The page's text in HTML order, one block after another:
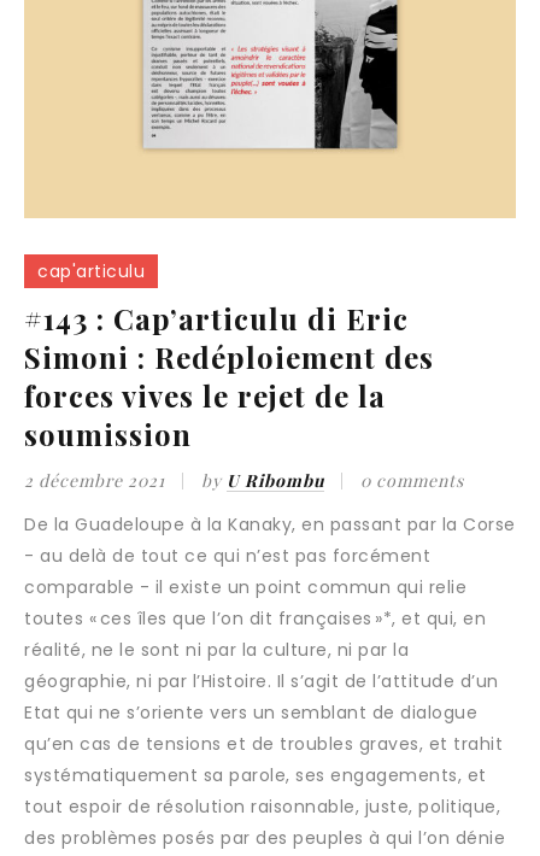
cap'articulu
#143 : Cap’articulu di Eric
Simoni : Redéploiement des
forces vives le rejet de la
soumission
2 décembre 2021 by U Ribombu 0 comments
De la Guadeloupe à la Kanaky, en passant par la Corse
- au delà de tout ce qui n’est pas forcément
comparable - il existe un point commun qui relie
toutes « ces îles que l’on dit françaises »*, et qui, en
réalité, ne le sont ni par la culture, ni par la
géographie, ni par l’Histoire. Il s’agit de l’attitude d’un
Etat qui ne s’oriente vers un semblant de dialogue
qu’en cas de tensions et de troubles graves, et trahit
systématiquement sa parole, ses engagements, et
tout espoir de résolution raisonnable, juste, politique,
des problèmes posés par des peuples à qui l’on dénie